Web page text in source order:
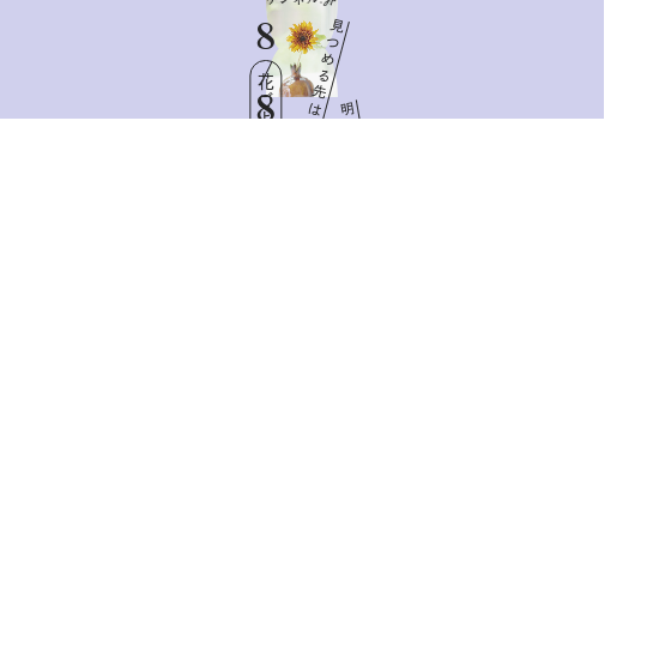
見
つ
め
る
先
は
明
8
8
花ごよみ